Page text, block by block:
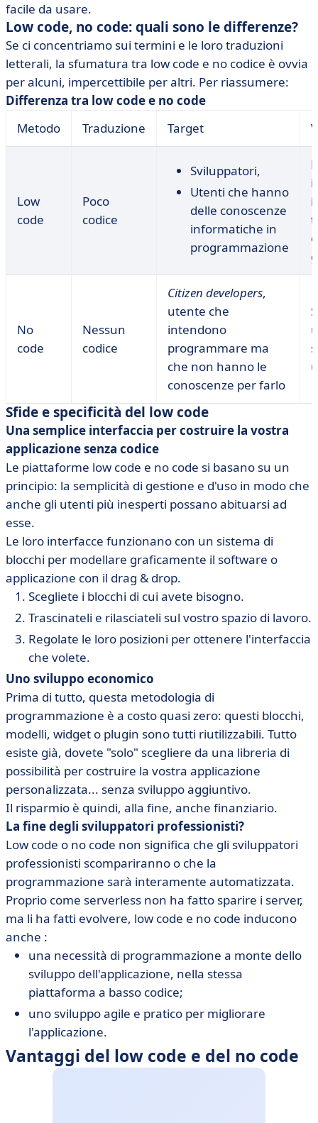
facile da usare.
Low code, no code: quali sono le differenze?
Se ci concentriamo sui termini e le loro traduzioni
letterali, la sfumatura tra low code e no codice è ovvia
per alcuni, impercettibile per altri. Per riassumere:
Differenza tra low code e no code
Metodo
Traduzione Target
Low
code
Poco
codice
Sviluppatori,
Utenti che hanno
delle conoscenze
informatiche in
programmazione
No
code
Nessun
codice
Citizen developers,
utente che
intendono
programmare ma
che non hanno le
conoscenze per farlo
Sfide e specificità del low code
Una semplice interfaccia per costruire la vostra
applicazione senza codice
Le piattaforme low code e no code si basano su un
principio: la semplicità di gestione e d'uso in modo che
anche gli utenti più inesperti possano abituarsi ad
esse.
Le loro interfacce funzionano con un sistema di
blocchi per modellare graficamente il software o
applicazione con il drag & drop.
Scegliete i blocchi di cui avete bisogno.
Trascinateli e rilasciateli sul vostro spazio di lavoro.
Regolate le loro posizioni per ottenere l'interfaccia
che volete.
Uno sviluppo economico
Prima di tutto, questa metodologia di
programmazione è a costo quasi zero: questi blocchi,
modelli, widget o plugin sono tutti riutilizzabili. Tutto
esiste già, dovete "solo" scegliere da una libreria di
possibilità per costruire la vostra applicazione
personalizzata... senza sviluppo aggiuntivo.
Il risparmio è quindi, alla fine, anche finanziario.
La fine degli sviluppatori professionisti?
Low code o no code non significa che gli sviluppatori
professionisti scompariranno o che la
programmazione sarà interamente automatizzata.
Proprio come serverless non ha fatto sparire i server,
ma li ha fatti evolvere, low code e no code inducono
anche :
una necessità di programmazione a monte dello
sviluppo dell'applicazione, nella stessa
piattaforma a basso codice;
uno sviluppo agile e pratico per migliorare
l'applicazione.
Vantaggi del low code e del no code